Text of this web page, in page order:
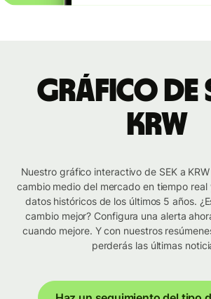
Gráfico de
KRW
Nuestro gráfico interactivo de SEK a
cambio medio del mercado en tiempo
datos históricos de los últimos 5 años.
cambio mejor? Configura una alerta
cuando mejore. Y con nuestros
perderás las últimas